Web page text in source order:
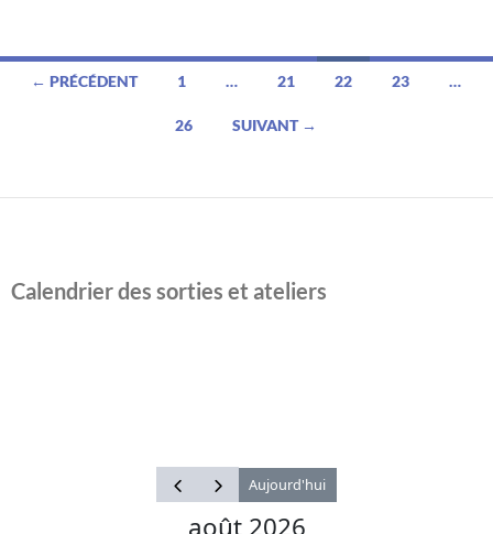
Navigation
← PRÉCÉDENT 1 … 21 22 23 …
26 SUIVANT →
Calendrier des sorties et ateliers